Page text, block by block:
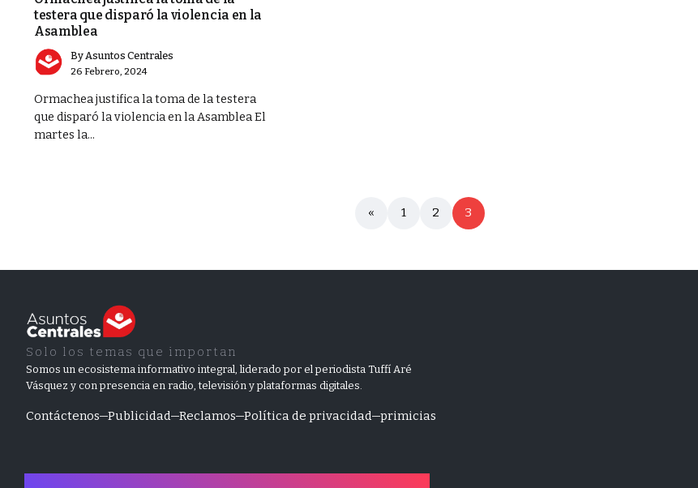
testera que disparó la violencia en la
Asamblea
By Asuntos Centrales
26 Febrero, 2024
Ormachea justifica la toma de la testera
que disparó la violencia en la Asamblea El
martes la...
« 1 2 3
Solo los temas que importan
Somos un ecosistema informativo integral, liderado por el periodista Tuffí Aré
Vásquez y con presencia en radio, televisión y plataformas digitales.
Contáctenos Publicidad Reclamos Política de privacidad primicias